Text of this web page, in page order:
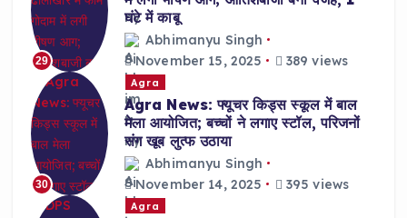
29
घंटे में काबू
Abhimanyu Singh
November 15, 2025
389 views
30
Agra
Agra News: फ्यूचर किड्स स्कूल में बाल
मेला आयोजित; बच्चों ने लगाए स्टॉल, परिजनों
संग खूब लुत्फ उठाया
Abhimanyu Singh
November 14, 2025
395 views
Agra